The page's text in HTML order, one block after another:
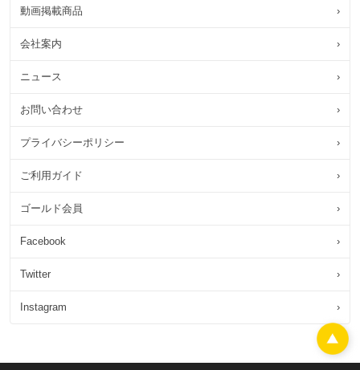
動画掲載商品 ›
会社案内 ›
ニュース ›
お問い合わせ ›
プライバシーポリシー ›
ご利用ガイド ›
ゴールド会員 ›
Facebook ›
Twitter ›
Instagram ›